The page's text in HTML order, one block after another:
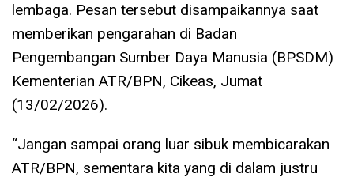
lembaga. Pesan tersebut disampaikannya saat
memberikan pengarahan di Badan
Pengembangan Sumber Daya Manusia (BPSDM)
Kementerian ATR/BPN, Cikeas, Jumat
(13/02/2026).
“Jangan sampai orang luar sibuk membicarakan
ATR/BPN, sementara kita yang di dalam justru